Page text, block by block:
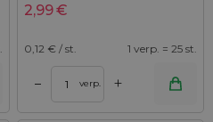
2,99€
0,12 € / st. 1 verp. = 25 st.
– verp. +